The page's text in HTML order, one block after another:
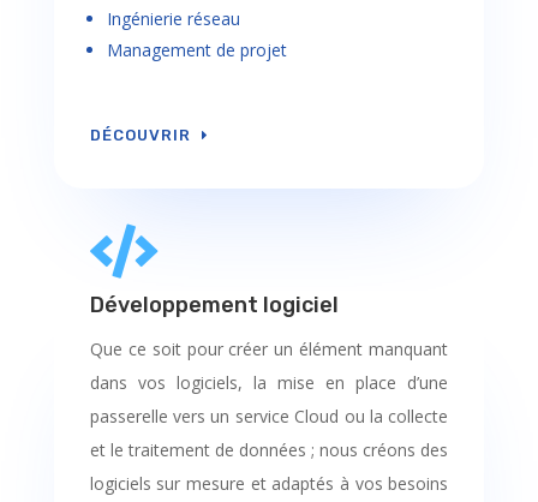
Ingénierie réseau
Management de projet
DÉCOUVRIR

Développement logiciel
Que ce soit pour créer un élément manquant
dans vos logiciels, la mise en place d’une
passerelle vers un service Cloud ou la collecte
et le traitement de données ; nous créons des
logiciels sur mesure et adaptés à vos besoins